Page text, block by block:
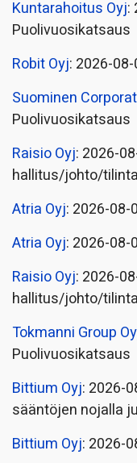
Kuntarahoitus Oyj:
Puolivuosikatsaus
Robit Oyj: 2026-
Suominen
Puolivuosikatsaus
Raisio Oyj: 2026-
hallitus/johto/
Atria Oyj: 2026-08-
Atria Oyj: 2026-08-
Raisio Oyj: 2026-
hallitus/johto/
Tokmanni Group
Puolivuosikatsaus
Bittium Oyj: 2026-
sääntöjen nojalla
Bittium Oyj: 2026-